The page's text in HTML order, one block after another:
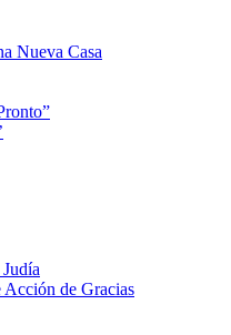
Nueva Casa
Acción de Gracias